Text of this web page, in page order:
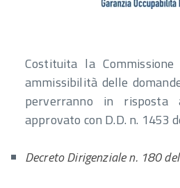
Costituita la
ammissibilità delle
perverranno in risposta
approvato con D.D. n. 1453
Decreto Dirigenziale n. 180